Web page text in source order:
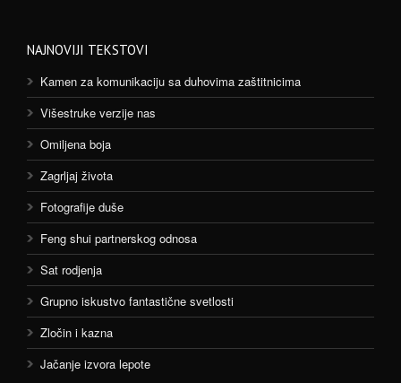
NAJNOVIJI TEKSTOVI
Kamen za komunikaciju sa duhovima zaštitnicima
Višestruke verzije nas
Omiljena boja
Zagrljaj života
Fotografije duše
Feng shui partnerskog odnosa
Sat rodjenja
Grupno iskustvo fantastične svetlosti
Zločin i kazna
Jačanje izvora lepote